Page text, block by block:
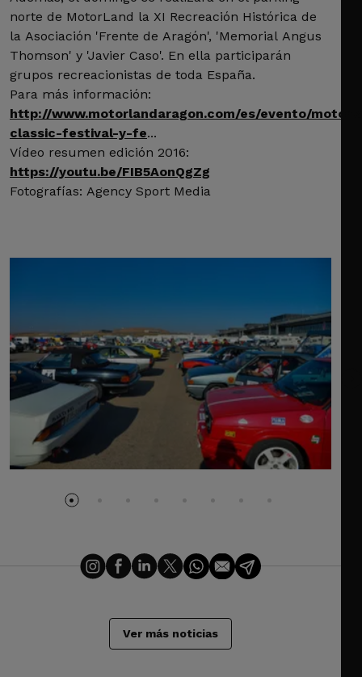
norte de MotorLand la XI Recreación Histórica de
la Asociación 'Frente de Aragón', 'Memorial Angus
Thomson' y 'Javier Caso'. En ella participarán
grupos recreacionistas de toda España.
Para más información:
http://www.motorlandaragon.com/es/evento/
classic-festival-y-fe...
Vídeo resumen edición 2016:
https://youtu.be/FIB5AonQgZg
Fotografías: Agency Sport Media
Ver más noticias